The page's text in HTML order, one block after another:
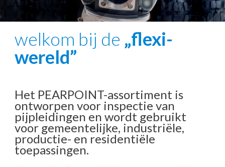
Español
Deutsche
welkom bij de „flexi-
wereld”
Het PEARPOINT-assortiment is
ontworpen voor inspectie van
pijpleidingen en wordt gebruikt
voor gemeentelijke, industriële,
productie- en residentiële
toepassingen.